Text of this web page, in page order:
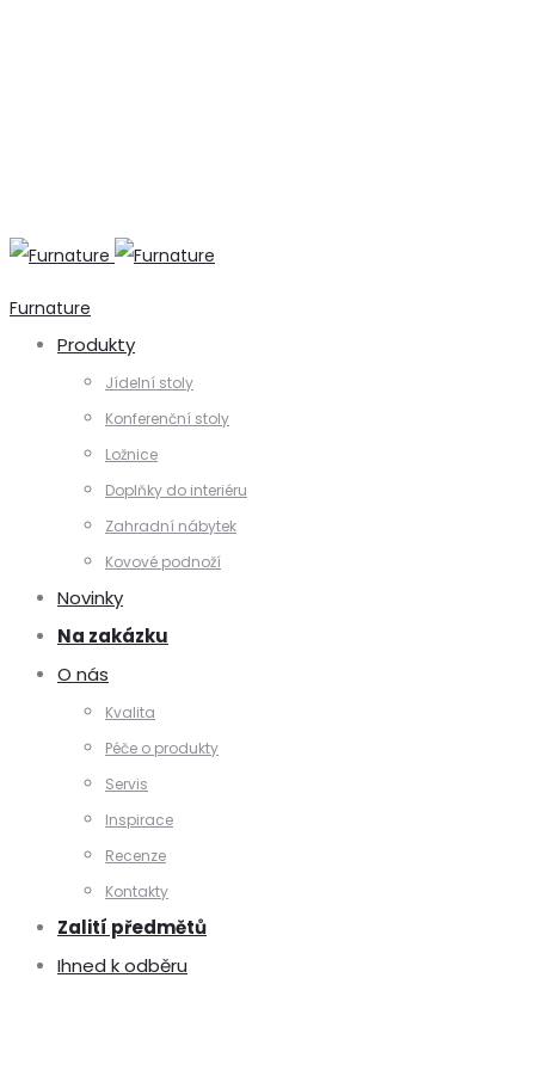
Furnature
Produkty
Jídelní stoly
Konferenční stoly
Ložnice
Doplňky do interiéru
Zahradní nábytek
Kovové podnoží
Novinky
Na zakázku
O nás
Kvalita
Péče o produkty
Servis
Inspirace
Recenze
Kontakty
Zalití předmětů
Ihned k odběru